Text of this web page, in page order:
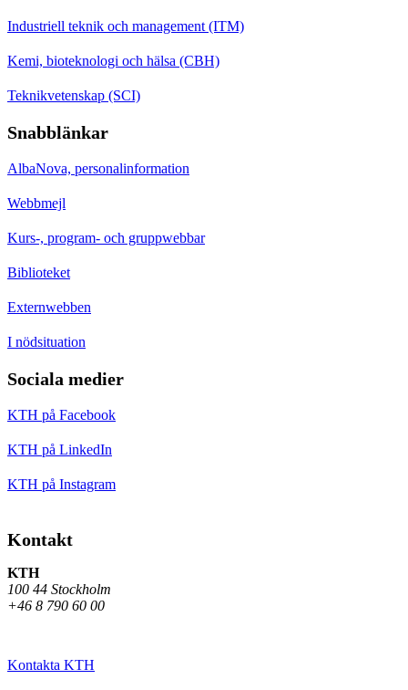
Industriell teknik och management (ITM)
Kemi, bioteknologi och hälsa (CBH)
Teknikvetenskap (SCI)
Snabblänkar
AlbaNova, personalinformation
Webbmejl
Kurs-, program- och gruppwebbar
Biblioteket
Externwebben
I nödsituation
Sociala medier
KTH på Facebook
KTH på LinkedIn
KTH på Instagram
Kontakt
KTH
100 44 Stockholm
+46 8 790 60 00
Kontakta KTH